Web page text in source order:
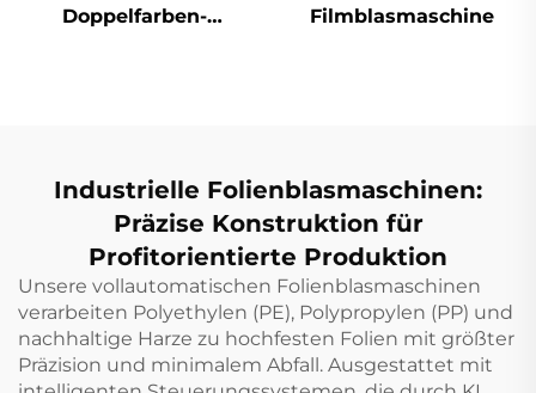
Doppelfarben-
Maschine
Filmblasmaschine
Industrielle Folienblasmaschinen:
Präzise Konstruktion für
Profitorientierte Produktion
Unsere vollautomatischen Folienblasmaschinen
verarbeiten Polyethylen (PE), Polypropylen (PP) und
nachhaltige Harze zu hochfesten Folien mit größter
Präzision und minimalem Abfall. Ausgestattet mit